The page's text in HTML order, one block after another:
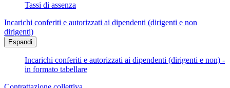
Tassi di assenza
Incarichi conferiti e autorizzati ai dipendenti (dirigenti e non
dirigenti)
Espandi
Incarichi conferiti e autorizzati ai dipendenti (dirigenti e non) -
in formato tabellare